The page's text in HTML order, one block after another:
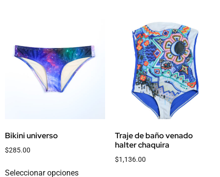
Bikini universo
$285.00
Seleccionar opciones
Traje de baño venado
halter chaquira
$1,136.00